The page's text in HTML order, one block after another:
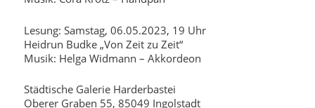
Lesung: Samstag, 06.05.2023, 19 Uhr
Heidrun Budke „Von Zeit zu Zeit“
Musik: Helga Widmann – Akkordeon
Städtische Galerie Harderbastei
Oberer Graben 55, 85049 Ingolstadt